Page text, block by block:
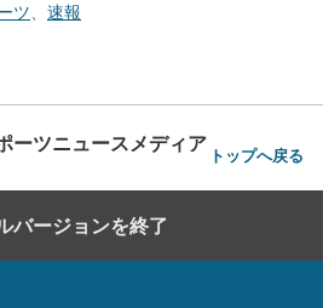
ツ 速報
ーツニュースメディア トップへ戻る
バージョンを終了